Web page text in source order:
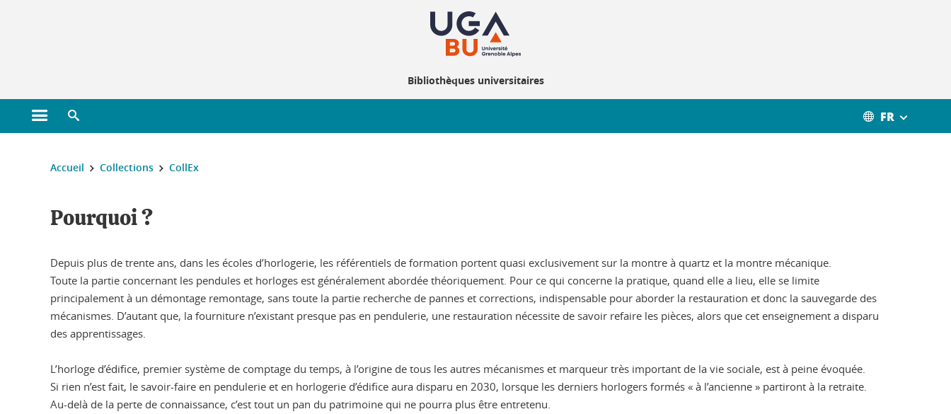
Bibliothèques universitaires
Ouvrir le menu principal FR
Vous êtes ici :
Accueil Collections CollEx
Pourquoi ?
Depuis plus de trente ans, dans les écoles d’horlogerie, les référentiels de formation portent quasi exclusivement sur la montre à quartz et la montre mécanique.
Toute la partie concernant les pendules et horloges est généralement abordée théoriquement. Pour ce qui concerne la pratique, quand elle a lieu, elle se limite
principalement à un démontage remontage, sans toute la partie recherche de pannes et corrections, indispensable pour aborder la restauration et donc la sauvegarde des
mécanismes. D’autant que, la fourniture n’existant presque pas en pendulerie, une restauration nécessite de savoir refaire les pièces, alors que cet enseignement a disparu
des apprentissages.
L’horloge d’édifice, premier système de comptage du temps, à l’origine de tous les autres mécanismes et marqueur très important de la vie sociale, est à peine évoquée.
Si rien n’est fait, le savoir-faire en pendulerie et en horlogerie d’édifice aura disparu en 2030, lorsque les derniers horlogers formés « à l’ancienne » partiront à la retraite.
Au-delà de la perte de connaissance, c’est tout un pan du patrimoine qui ne pourra plus être entretenu.